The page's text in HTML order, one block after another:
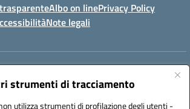
strumenti di tracciamento
utilizza strumenti di profilazione degli utenti -
Albo on linePrivacy Policy
Note legali
Email:caic875002@istruzione.it